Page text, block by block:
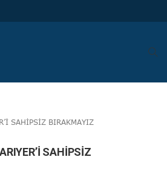
SAHİPSİZ BIRAKMAYIZ
SAHİPSİZ